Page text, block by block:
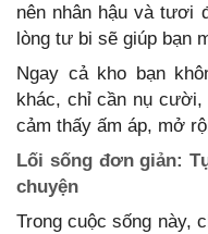
nên nhân hậu và tươi
lòng tư bi sẽ giúp bạn
Ngay cả kho bạn
khác, chỉ cần nụ
cảm thấy ấm áp, mở
Lối sống đơn giản:
chuyện
Trong cuộc sống này,